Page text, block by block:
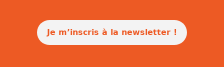
Je m’inscris à la newsletter !